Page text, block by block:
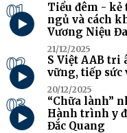
01
Tiểu đêm - kẻ
ngủ và cách
Vương Niệu
21/12/2025
02
S Việt AAB tri
vững, tiếp sức
20/12/2025
03
“Chữa lành”
Hành trình y
Đắc Quang